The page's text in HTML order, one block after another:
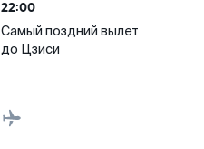
22:00
Самый поздний вылет
до Цзиси